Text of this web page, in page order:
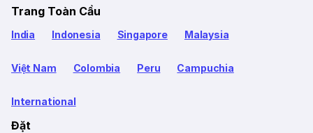
Trang Toàn Cầu
India Indonesia Singapore Malaysia
Việt Nam Colombia Peru Campuchia
International
Đặt